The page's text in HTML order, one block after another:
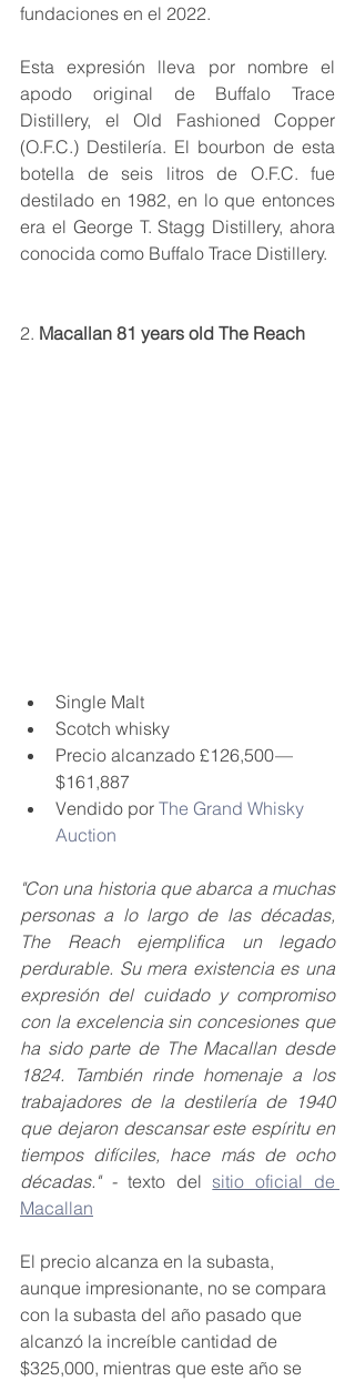
fundaciones en el 2022.
Esta expresión lleva por nombre el
apodo original de Buffalo Trace
Distillery, el Old Fashioned Copper
(O.F.C.) Destilería. El bourbon de esta
botella de seis litros de O.F.C. fue
destilado en 1982, en lo que entonces
era el George T. Stagg Distillery, ahora
conocida como Buffalo Trace Distillery.
2. Macallan 81 years old The Reach
Single Malt
Scotch whisky
Precio alcanzado £126,500 —
$161,887
Vendido por The Grand Whisky
Auction
"Con una historia que abarca a muchas
personas a lo largo de las décadas,
The Reach ejemplifica un legado
perdurable. Su mera existencia es una
expresión del cuidado y compromiso
con la excelencia sin concesiones que
ha sido parte de The Macallan desde
1824. También rinde homenaje a los
trabajadores de la destilería de 1940
que dejaron descansar este espíritu en
tiempos difíciles, hace más de ocho
décadas." - texto del sitio oficial de
Macallan
El precio alcanza en la subasta,
aunque impresionante, no se compara
con la subasta del año pasado que
alcanzó la increíble cantidad de
$325,000, mientras que este año se